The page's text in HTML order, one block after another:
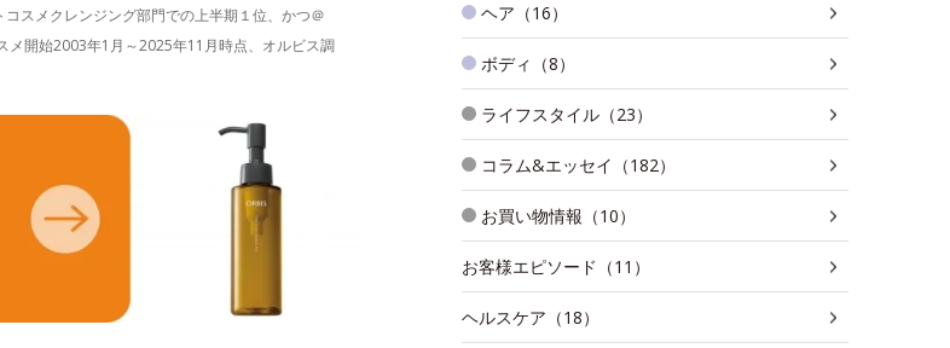
スメクレンジング部門での上半期１位、かつ＠
メ開始2003年1月～2025年11月時点、オルビス調
ヘア（16）
ボディ（8）
ライフスタイル（23）
コラム&エッセイ（182）
お買い物情報（10）
お客様エピソード（11）
ヘルスケア（18）